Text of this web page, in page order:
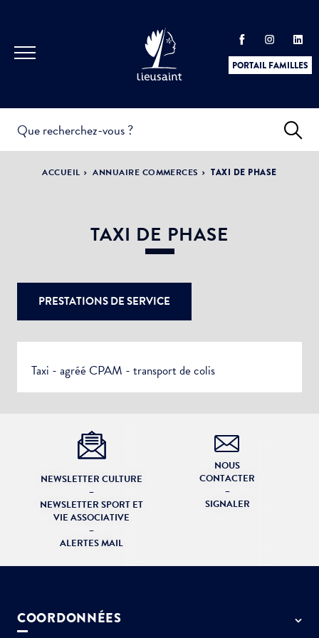
PORTAIL FAMILLES
PRATIQUES &
DÉMARCHES
ACTUALITÉS &
ÉVÈNEMENTS
DÉMOCRATIE
ACCUEIL ANNUAIRE COMMERCES TAXI DE PHASE
TAXI DE PHASE
PRESTATIONS DE SERVICE
Taxi - agréé CPAM - transport de colis
NEWSLETTER CULTURE
–
NEWSLETTER SPORT ET
VIE ASSOCIATIVE
–
ALERTES MAIL
NOUS
CONTACTER
–
SIGNALER
COORDONNÉES
Choisissez votre abonnement :
Alertes Mail
Newsletter Culture
Newsletter Sport et Vie associative
Votre adresse e-mail
Veuillez décrire la modification à apporter